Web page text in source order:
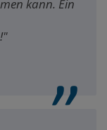
kann. Ein